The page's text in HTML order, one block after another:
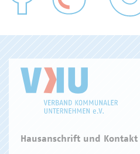
WASSER/ABWASSER
Hausanschrift und Kontakt